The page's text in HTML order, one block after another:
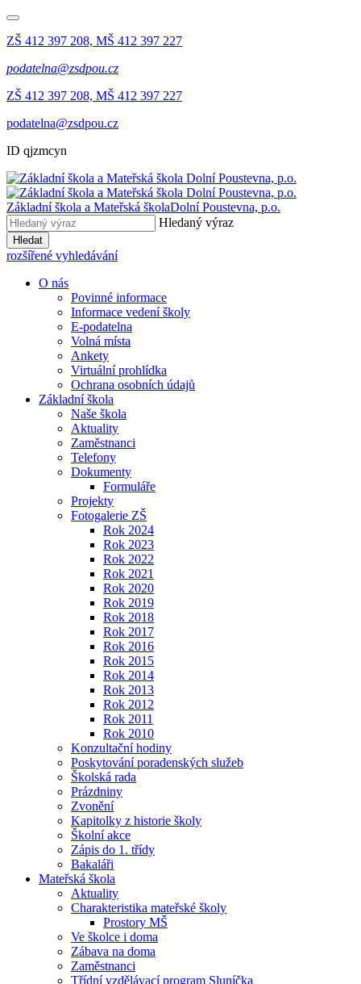
ZŠ 412 397 208, MŠ 412 397 227
podatelna@zsdpou.cz
ZŠ 412 397 208, MŠ 412 397 227
podatelna@zsdpou.cz
ID qjzmcyn
Základní škola a Mateřská školaDolní Poustevna, p.o.
Hledaný výraz
Hledat
rozšířené vyhledávání
O nás
Povinné informace
Informace vedení školy
E-podatelna
Volná místa
Ankety
Virtuální prohlídka
Ochrana osobních údajů
Základní škola
Naše škola
Aktuality
Zaměstnanci
Telefony
Dokumenty
Formuláře
Projekty
Fotogalerie ZŠ
Rok 2024
Rok 2023
Rok 2022
Rok 2021
Rok 2020
Rok 2019
Rok 2018
Rok 2017
Rok 2016
Rok 2015
Rok 2014
Rok 2013
Rok 2012
Rok 2011
Rok 2010
Konzultační hodiny
Poskytování poradenských služeb
Školská rada
Prázdniny
Zvonění
Kapitolky z historie školy
Školní akce
Zápis do 1. třídy
Bakaláři
Mateřská škola
Aktuality
Charakteristika mateřské školy
Prostory MŠ
Ve školce i doma
Zábava na doma
Zaměstnanci
Třídní vzdělávací program Sluníčka